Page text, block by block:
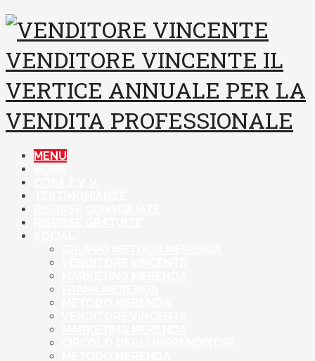
VENDITORE VINCENTE IL
VERTICE ANNUALE PER LA
VENDITA PROFESSIONALE
MENU